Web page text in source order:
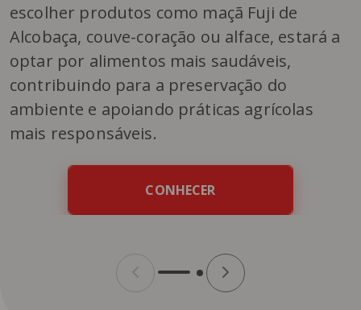
escolher produtos como maçã Fuji de
Alcobaça, couve-coração ou alface, estará a
optar por alimentos mais saudáveis,
contribuindo para a preservação do
ambiente e apoiando práticas agrícolas
mais responsáveis.
CONHECER